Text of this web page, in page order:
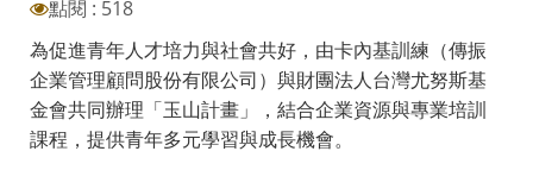
點閱 : 518
為促進青年人才培力與社會共好，由卡內基訓練（傳振
企業管理顧問股份有限公司）與財團法人台灣尤努斯基
金會共同辦理「玉山計畫」，結合企業資源與專業培訓
課程，提供青年多元學習與成長機會。